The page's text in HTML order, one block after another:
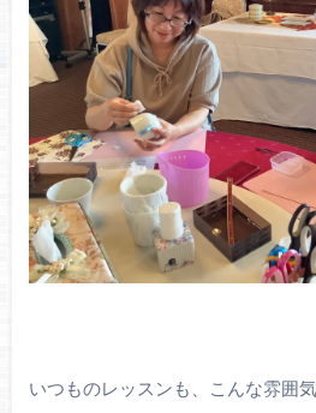
いつものレッスンも、こんな雰囲